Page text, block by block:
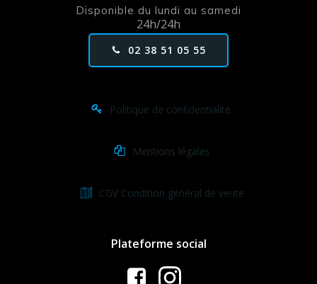
Disponible du lundi au samedi
24h/24h
02 38 51 05 55
Politique de confidentialité.
Mentions légales
CGV Condition général de vente
Plateforme social